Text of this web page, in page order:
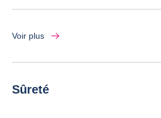
Voir plus
Sûreté